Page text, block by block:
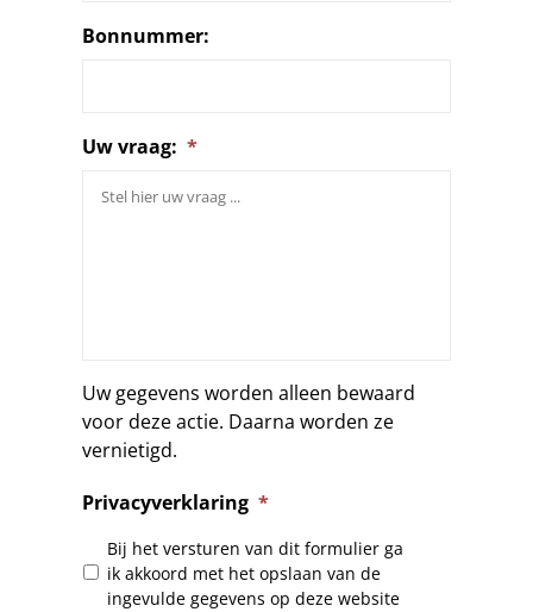
Bonnummer:
Uw vraag: *
Uw gegevens worden alleen bewaard
voor deze actie. Daarna worden ze
vernietigd.
Privacyverklaring *
Bij het versturen van dit formulier ga
ik akkoord met het opslaan van de
ingevulde gegevens op deze website